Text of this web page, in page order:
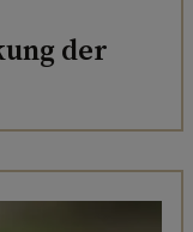
der